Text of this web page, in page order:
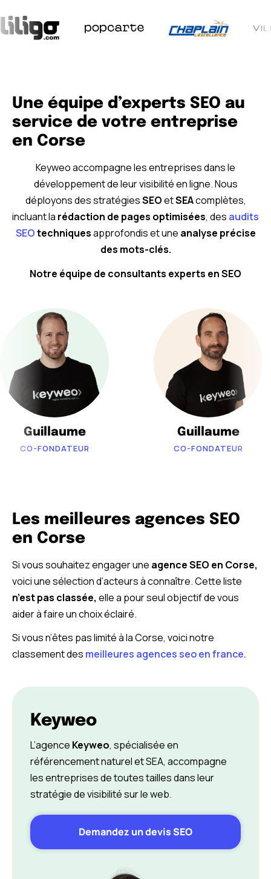
Une équipe d’experts SEO au
service de votre entreprise
en Corse
Keyweo accompagne les entreprises dans le
développement de leur visibilité en ligne. Nous
déployons des stratégiesSEOetSEAcomplètes,
incluant la rédaction de pages optimisées, des audits
SEOtechniquesapprofondis et une analyse précise
des mots-clés.
Notre équipe de consultants experts en SEO
Guillaume
CO-FONDATEUR
Guillaume
CO-FONDATEUR
Les meilleures agences SEO
en Corse
Si vous souhaitez engager une agence SEO en Corse,
voici une sélection d’acteurs à connaître. Cette liste
n’est pas classée, elle a pour seul objectif de vous
aider à faire un choix éclairé.
Si vous n’êtes pas limité à la Corse, voici notre
classement des meilleures agences seo en france.
Keyweo
L’agence Keyweo, spécialisée en
référencement naturel et SEA, accompagne
les entreprises de toutes tailles dans leur
stratégie de visibilité sur le web.
Demandez un devis SEO